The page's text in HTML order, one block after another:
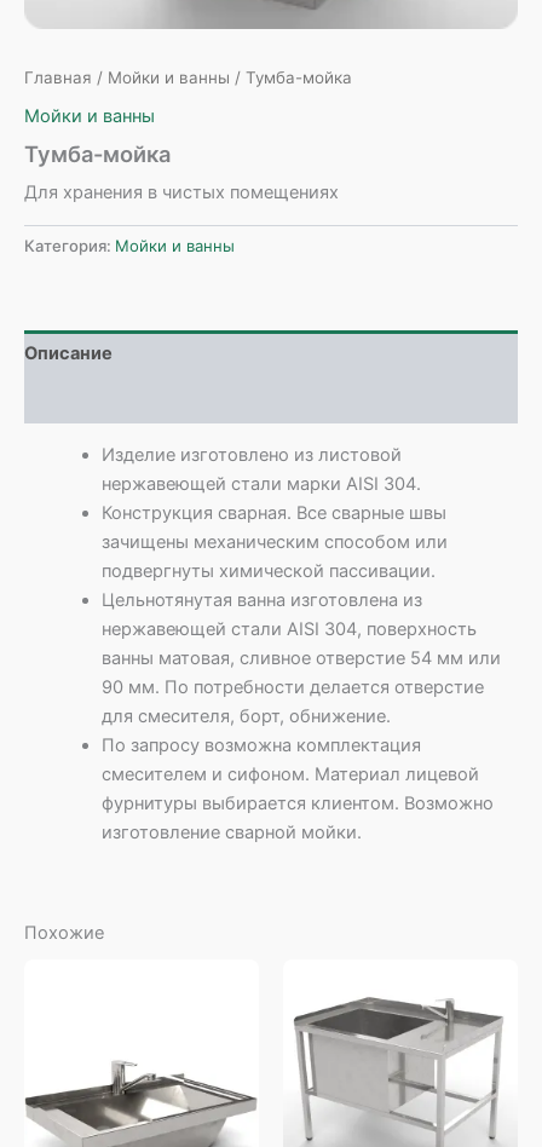
Главная / Мойки и ванны / Тумба-мойка
Мойки и ванны
Тумба-мойка
Для хранения в чистых помещениях
Категория: Мойки и ванны
Описание
Изделие изготовлено из листовой
нержавеющей стали марки AISI 304.
Конструкция сварная. Все сварные швы
зачищены механическим способом или
подвергнуты химической пассивации.
Цельнотянутая ванна изготовлена из
нержавеющей стали AISI 304, поверхность
ванны матовая, сливное отверстие 54 мм или
90 мм. По потребности делается отверстие
для смесителя, борт, обнижение.
По запросу возможна комплектация
смесителем и сифоном. Материал лицевой
фурнитуры выбирается клиентом. Возможно
изготовление сварной мойки.
Похожие